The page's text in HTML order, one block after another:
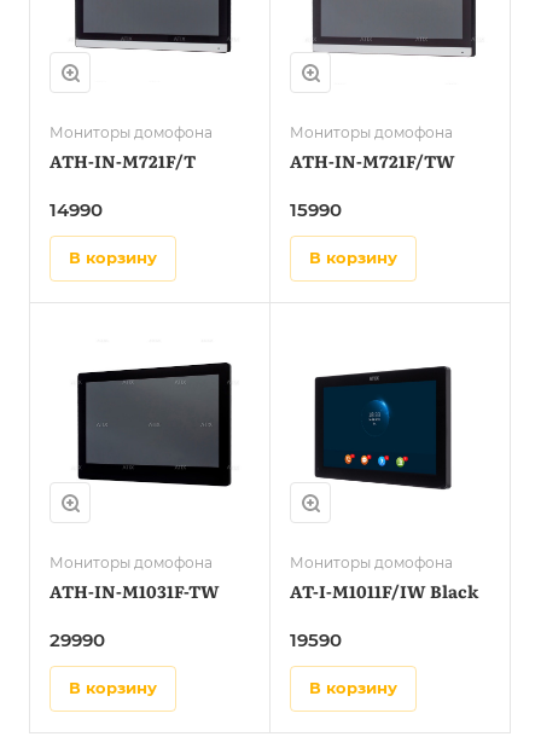
Мониторы домофона
ATH-IN-M721F/T
14990
в корзину
Мониторы домофона
ATH-IN-M721F/TW
15990
в корзину
Мониторы домофона
ATH-IN-M1031F-TW
29990
в корзину
Мониторы домофона
AT-I-M1011F/IW Black
19590
в корзину